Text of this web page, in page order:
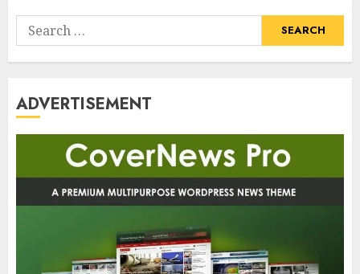
Search
for:
ADVERTISEMENT